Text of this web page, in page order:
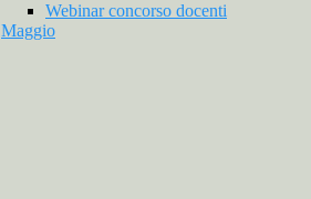
Webinar concorso docenti
Maggio